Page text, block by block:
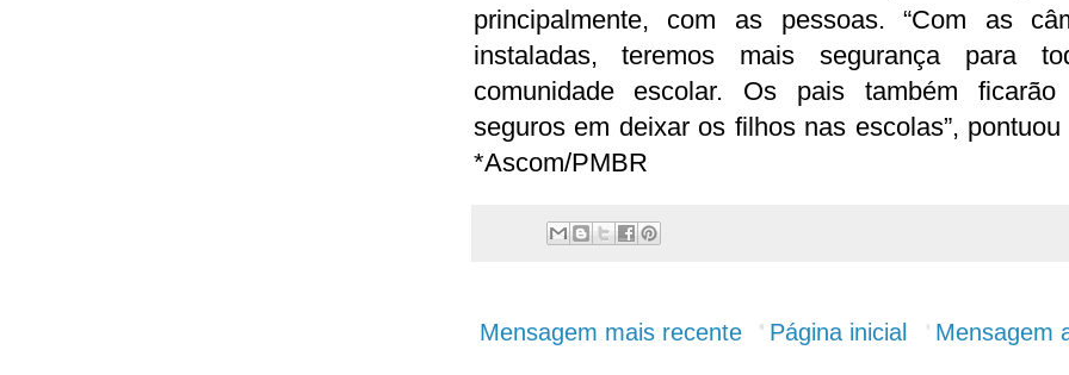
principalmente, com as pessoas. “Com as
instaladas, teremos mais segurança para
comunidade escolar. Os pais também ficarão
seguros em deixar os filhos nas escolas”, pontuou
*Ascom/PMBR
Mensagem mais recente Mensagem
Página inicial